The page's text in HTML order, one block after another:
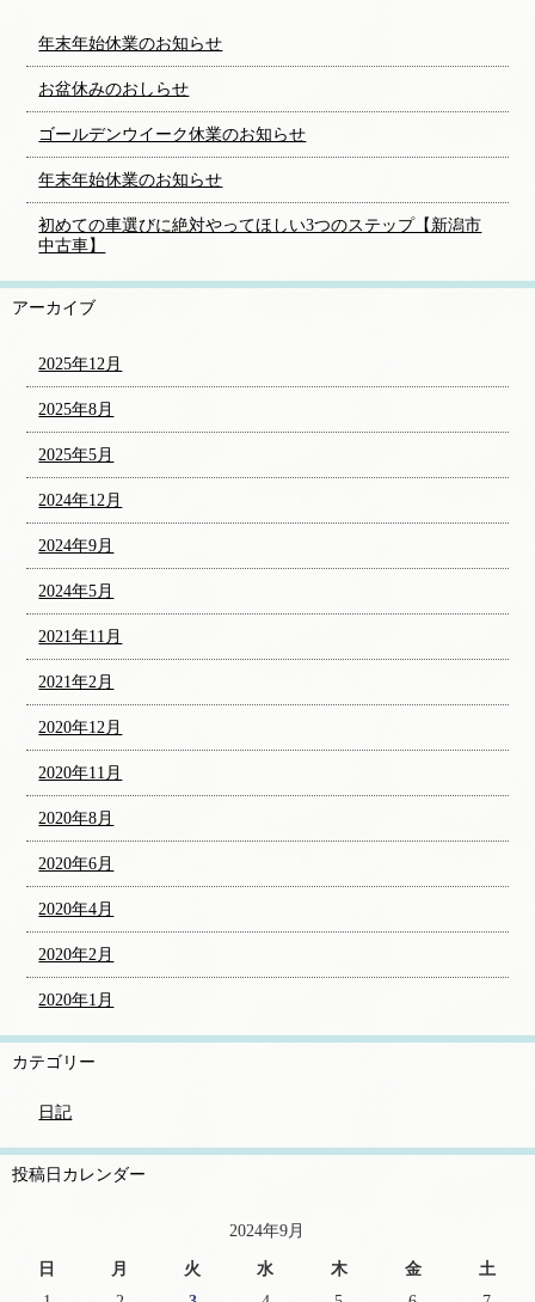
年末年始休業のお知らせ
お盆休みのおしらせ
ゴールデンウイーク休業のお知らせ
年末年始休業のお知らせ
初めての車選びに絶対やってほしい3つのステップ【新潟市
中古車】
アーカイブ
2025年12月
2025年8月
2025年5月
2024年12月
2024年9月
2024年5月
2021年11月
2021年2月
2020年12月
2020年11月
2020年8月
2020年6月
2020年4月
2020年2月
2020年1月
カテゴリー
日記
投稿日カレンダー
2024年9月
日 月 火 水 木 金
土